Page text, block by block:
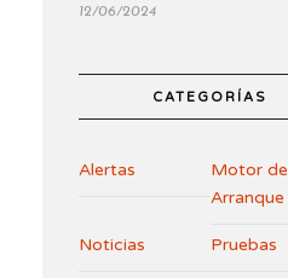
12/06/2024
CATEGORÍAS
Alertas
Motor de
Arranque
Noticias Pruebas